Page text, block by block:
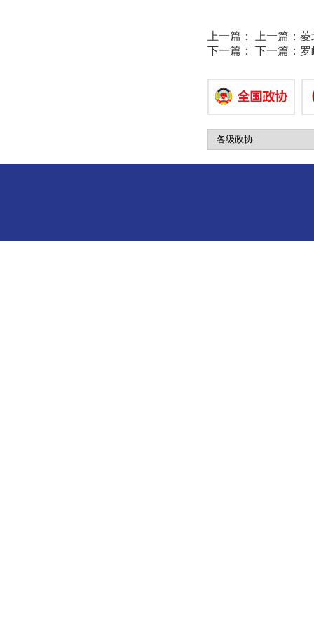
上一篇： 上一篇： 菱
下一篇： 下一篇： 罗